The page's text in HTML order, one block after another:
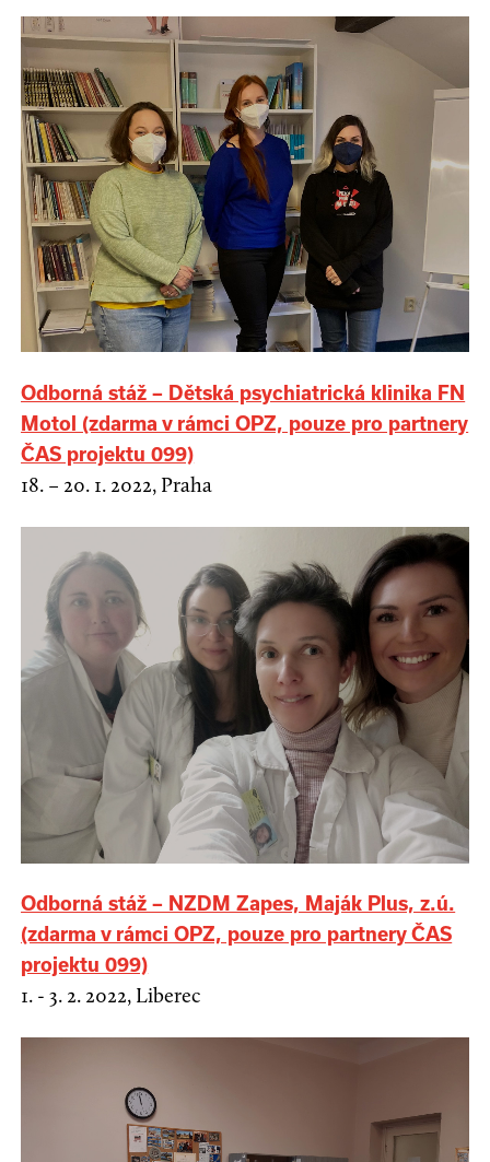
Odborná stáž – Dětská psychiatrická klinika FN
Motol (zdarma v rámci OPZ, pouze pro partnery
ČAS projektu 099)
18. – 20. 1. 2022, Praha
Odborná stáž – NZDM Zapes, Maják Plus, z.ú.
(zdarma v rámci OPZ, pouze pro partnery ČAS
projektu 099)
1. - 3. 2. 2022, Liberec